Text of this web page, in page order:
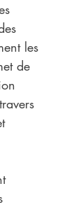
les
de